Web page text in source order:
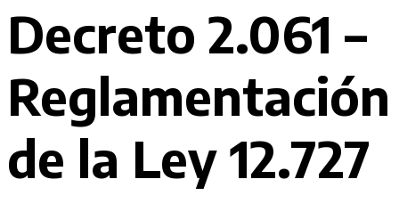
Decreto 2.061 –
Reglamentación
de la Ley 12.727